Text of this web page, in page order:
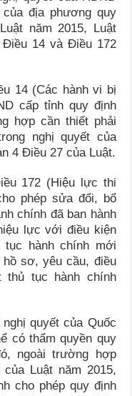
địa phương quy
năm 2015, Luật
14 và Điều 172
14 (Các hành vi bị
cấp tỉnh quy định
hợp cần thiết phải
nghị quyết của
4 Điều 27 của Luật.
172 (Hiệu lực thi
phép sửa đổi, bổ
chính đã ban hành
lực với điều kiện
tục hành chính mới
hồ sơ, yêu cầu, điều
thủ tục hành chính
quyết của Quốc
có thẩm quyền quy
ngoài trường hợp
Luật năm 2015,
cho phép quy định